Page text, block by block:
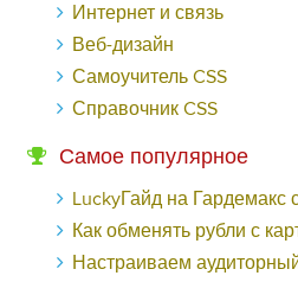
Интернет и связь
Веб-дизайн
Самоучитель CSS
Справочник CSS
Самое популярное
LuckyГайд на Гардемакс с LuckyAds: 317 279
Как обменять рубли с карты
Настраиваем аудиторный таргетинг в поисковой